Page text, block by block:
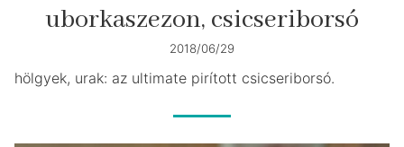
uborkaszezon, csicseriborsó
2018/06/29
hölgyek, urak: az ultimate pirított csicseriborsó.